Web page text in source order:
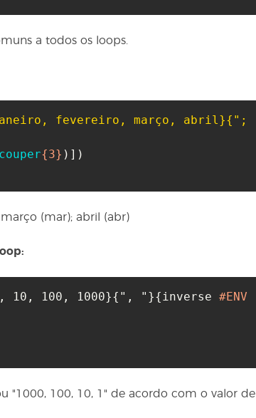
a todos os loops.
fevereiro, março, abril}{";
{3} ) ] )
março (mar); abril (abr)
100, 1000}{ ", " }{inverse #ENV
"1000, 100, 10, 1" de acordo com o valor de